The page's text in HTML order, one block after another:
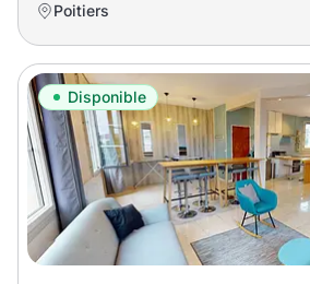
Ascenseur
Local à vélo
Disponible à partir du
Promotions
Poitiers
Disponible